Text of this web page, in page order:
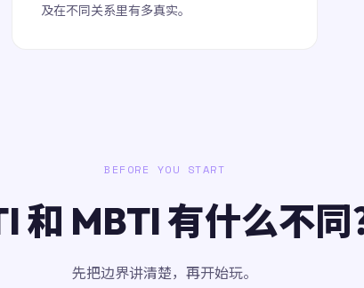
及在不同关系里有多真实。
BEFORE YOU START
和 MBTI 有什么不同
先把边界讲清楚，再开始玩。